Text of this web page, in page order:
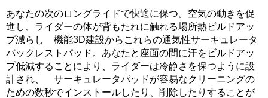
あなたの次のロングライドで快適に保つ。空気の動きを促
進し、ライダーの体が背もたれに触れる場所熱ビルドアッ
プ減らし 機能3D建設からこれらの通気性サーキュレータ
バックレストパッド。あなたと座面の間に汗をビルドアッ
プ低減することにより、ライダーは冷静さを保つように設
計され、 サーキュレータパッドが容易なクリーニングの
ための数秒でインストールしたり、削除したりすることが